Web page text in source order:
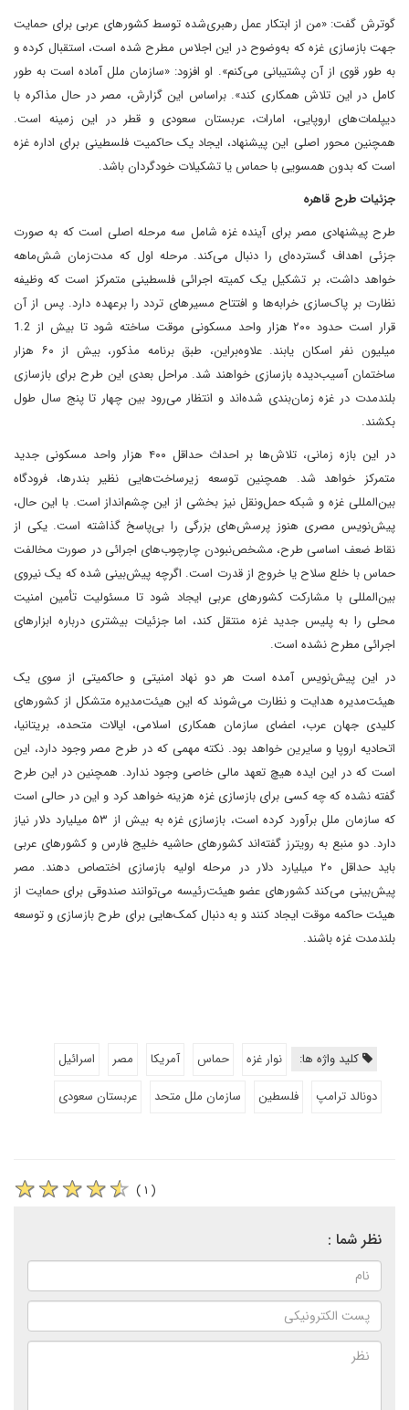
گوترش گفت: «من از ابتکار عمل رهبری‌شده توسط کشورهای عربی برای حمایت
جهت بازسازی غزه که به‌وضوح در این اجلاس مطرح شده است، استقبال کرده و
به ‌طور قوی از آن پشتیبانی می‌کنم». او افزود: «سازمان ملل آماده است به‌ طور
کامل در این تلاش همکاری کند». براساس این گزارش، مصر در حال مذاکره با
دیپلمات‌های اروپایی، امارات، عربستان سعودی و قطر در این زمینه است.
همچنین محور اصلی این پیشنهاد، ایجاد یک حاکمیت فلسطینی برای اداره غزه
است که بدون همسویی با حماس یا تشکیلات خودگردان باشد.
جزئیات طرح قاهره
طرح پیشنهادی مصر برای آینده غزه شامل سه مرحله اصلی است که به‌ صورت
جزئی اهداف گسترده‌ای را دنبال می‌کند. مرحله اول که مدت‌زمان شش‌ماهه
خواهد داشت، بر تشکیل یک کمیته اجرائی فلسطینی متمرکز است که وظیفه
نظارت بر پاک‌سازی خرابه‌ها و افتتاح مسیرهای تردد را بر‌عهده دارد. پس از آن
قرار است حدود ۲۰۰ هزار واحد مسکونی موقت ساخته شود تا بیش از 1.2
میلیون نفر اسکان یابند. علاوه‌بر‌این، طبق برنامه مذکور، بیش از ۶۰ هزار
ساختمان آسیب‌دیده بازسازی خواهند شد. مراحل بعدی این طرح برای بازسازی
بلندمدت در غزه زمان‌بندی شده‌اند و انتظار می‌رود بین چهار تا پنج سال طول
بکشند.
در این بازه زمانی، تلاش‌ها بر احداث حداقل ۴۰۰ هزار واحد مسکونی جدید
متمرکز خواهد شد. همچنین توسعه زیرساخت‌هایی نظیر بندرها، فرودگاه
بین‌المللی غزه و شبکه حمل‌ونقل نیز بخشی از این چشم‌انداز است. با این حال،
پیش‌نویس مصری هنوز پرسش‌های بزرگی را بی‌پاسخ گذاشته است. یکی از
نقاط ضعف اساسی طرح، مشخص‌نبودن چارچوب‌های اجرائی در صورت مخالفت
حماس با خلع سلاح یا خروج از قدرت است. اگرچه پیش‌بینی شده که یک نیروی
بین‌المللی با مشارکت کشورهای عربی ایجاد شود تا مسئولیت تأمین امنیت
محلی را به پلیس جدید غزه منتقل کند، اما جزئیات بیشتری درباره ابزارهای
اجرائی مطرح نشده است.
در این پیش‌نویس آمده است هر دو نهاد امنیتی و حاکمیتی از سوی یک
هیئت‌مدیره هدایت و نظارت می‌شوند که این هیئت‌مدیره متشکل از کشورهای
کلیدی جهان عرب، اعضای سازمان همکاری اسلامی، ایالات متحده، بریتانیا،
اتحادیه اروپا و سایرین خواهد بود. نکته مهمی که در طرح مصر وجود دارد، این
است که در این ایده هیچ تعهد مالی خاصی وجود ندارد. همچنین در این طرح
گفته نشده که چه کسی برای بازسازی غزه هزینه خواهد کرد و این در حالی است
که سازمان ملل برآورد کرده است، بازسازی غزه به بیش از ۵۳ میلیارد دلار نیاز
دارد. دو منبع به رویترز گفته‌اند کشورهای حاشیه خلیج فارس و کشورهای عربی
باید حداقل ۲۰ میلیارد دلار در مرحله اولیه بازسازی اختصاص دهند. مصر
پیش‌بینی می‌کند کشورهای عضو هیئت‌رئیسه می‌توانند صندوقی برای حمایت از
هیئت حاکمه موقت ایجاد کنند و به دنبال کمک‌هایی برای طرح بازسازی و توسعه
بلندمدت غزه باشند.
کلید واژه ها: نوار غزه حماس آمریکا مصر
اسرائیل
دونالد ترامپ
فلسطین سازمان ملل متحد عربستان سعودی
( ۱ )
نظر شما :